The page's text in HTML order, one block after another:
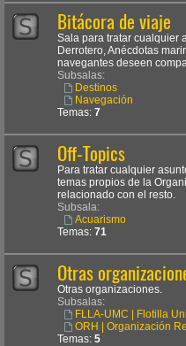
Bitácora de viaje
Sala para tratar cualquier
Derrotero, Anécdotas
navegantes deseen
Subsalas:
Destinos
Navegación
Temas: 7
Off-Topics
Para tratar cualquier
temas propios de la
relacionado con el resto.
Subsala:
Acuarismo
Temas: 71
Otras
Otras organizaciones.
Subsalas:
FLLA-UMC | Flotilla
ORH | Organización
Temas: 5